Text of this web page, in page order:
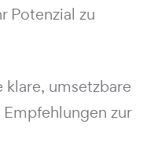
Potenzial zu
umsetzbare
zur